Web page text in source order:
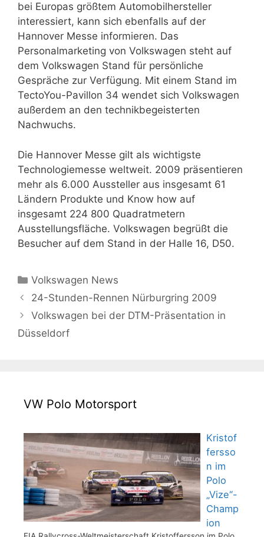
bei Europas größtem Automobilhersteller
interessiert, kann sich ebenfalls auf der
Hannover Messe informieren. Das
Personalmarketing von Volkswagen steht auf
dem Volkswagen Stand für persönliche
Gespräche zur Verfügung. Mit einem Stand im
TectoYou-Pavillon 34 wendet sich Volkswagen
außerdem an den technikbegeisterten
Nachwuchs.
Die Hannover Messe gilt als wichtigste
Technologiemesse weltweit. 2009 präsentieren
mehr als 6.000 Aussteller aus insgesamt 61
Ländern Produkte und Know how auf
insgesamt 224 800 Quadratmetern
Ausstellungsfläche. Volkswagen begrüßt die
Besucher auf dem Stand in der Halle 16, D50.
Kategorien
Volkswagen News
24-Stunden-Rennen Nürburgring 2009
Volkswagen bei der DTM-Präsentation in
Düsseldorf
VW Polo Motorsport
Kristof
fersso
n im
Polo
„Vize“-
Champ
ion